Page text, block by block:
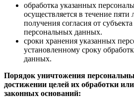
обработка указанных
осуществляется в течение пяти
получения согласия от
персональных данных.
сроки хранения указанных
установленному сроку
данных.
Порядок уничтожения
достижении целей их обработки
законных оснований: